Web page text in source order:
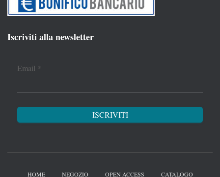
Iscriviti alla newsletter
Email *
HOME NEGOZIO OPEN ACCESS CATALOGO